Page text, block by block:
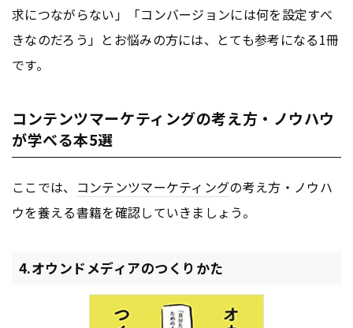
求につながらない」「コンバージョンには何を設定すべ
きなのだろう」とお悩みの方には、とても参考になる1冊
です。
コンテンツマーケティングの考え方・ノウハウ
が学べる本5選
ここでは、 コンテンツマーケティングの考え方・ノウハ
ウを養える書籍を確認していきましょう。
4.オウンドメディアのつくりかた